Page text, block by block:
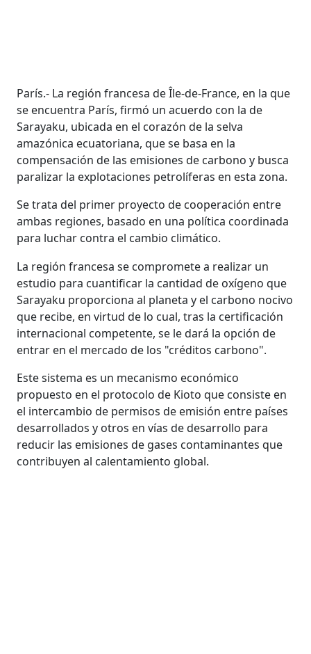
París.- La región francesa de Île-de-France, en la que
se encuentra París, firmó un acuerdo con la de
Sarayaku, ubicada en el corazón de la selva
amazónica ecuatoriana, que se basa en la
compensación de las emisiones de carbono y busca
paralizar la explotaciones petrolíferas en esta zona.
Se trata del primer proyecto de cooperación entre
ambas regiones, basado en una política coordinada
para luchar contra el cambio climático.
La región francesa se compromete a realizar un
estudio para cuantificar la cantidad de oxígeno que
Sarayaku proporciona al planeta y el carbono nocivo
que recibe, en virtud de lo cual, tras la certificación
internacional competente, se le dará la opción de
entrar en el mercado de los "créditos carbono".
Este sistema es un mecanismo económico
propuesto en el protocolo de Kioto que consiste en
el intercambio de permisos de emisión entre países
desarrollados y otros en vías de desarrollo para
reducir las emisiones de gases contaminantes que
contribuyen al calentamiento global.